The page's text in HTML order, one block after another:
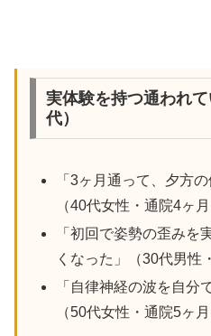
実体験を持つ通われ
代）
「3ヶ月通って、夕方
（40代女性・通院4ヶ月
「初回で姿勢の歪みを
くなった」（30代男性
「自律神経の波を自分
（50代女性・通院5ヶ月